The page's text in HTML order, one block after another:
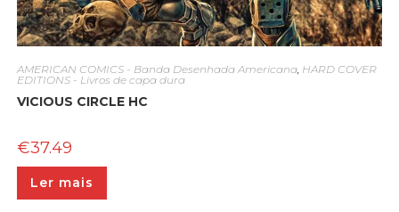
AMERICAN COMICS - Banda Desenhada Americana, HARD COVER
EDITIONS - Livros de capa dura
VICIOUS CIRCLE HC
€37.49
Ler mais